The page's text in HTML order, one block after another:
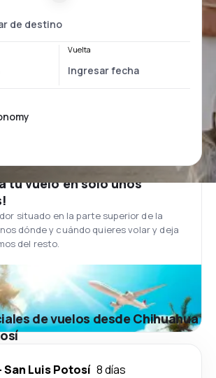
Vuelta
tu vuelo en solo unos
situado en la parte superior de la
dónde y cuándo quieres volar y deja
del resto.
de vuelos desde Chihuahua
San Luis Potosí 8 días